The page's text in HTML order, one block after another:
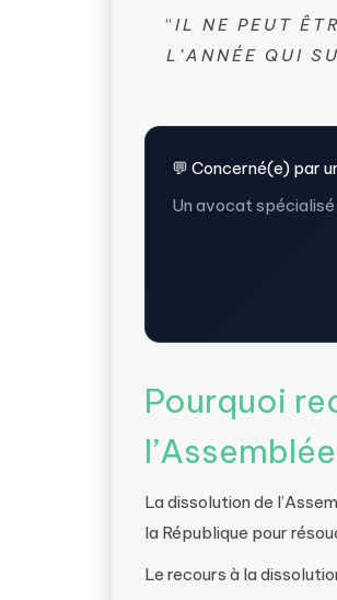
“ IL NE PEUT
L’ANNÉE QUI
💬 Concerné(e) par
Un avocat
Pourquoi
La dissolution de
la République pour
Le recours à la